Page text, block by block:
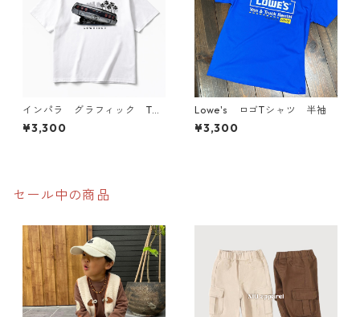
インパラ グラフィック Tシ
ャツ
¥3,300
Lowe's ロゴTシャツ 半袖
¥3,300
セール中の商品